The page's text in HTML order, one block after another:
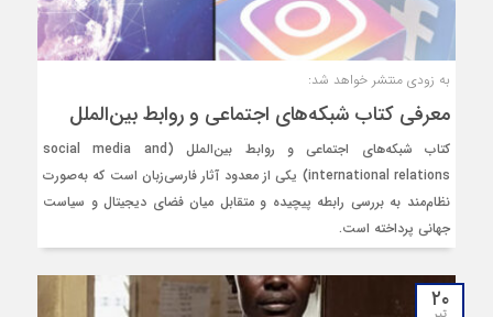
به زودی منتشر خواهد شد:
معرفی کتاب شبکه‌های اجتماعی و روابط بین‌الملل
کتاب شبکه‌های اجتماعی و روابط بین‌الملل (social media and
international relations) یکی از معدود آثار فارسی‌زبان است که به‌صورت
نظام‌مند به بررسی رابطه‌ پیچیده و متقابل میان فضای دیجیتال و سیاست
جهانی پرداخته است.
۲۰